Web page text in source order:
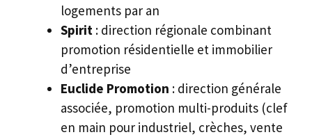
logements par an
Spirit : direction régionale combinant
promotion résidentielle et immobilier
d’entreprise
Euclide Promotion : direction générale
associée, promotion multi-produits (clef
en main pour industriel, crèches, vente